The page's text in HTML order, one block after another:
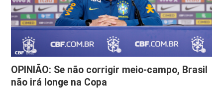
OPINIÃO: Se não corrigir meio-campo, Brasil
não irá longe na Copa